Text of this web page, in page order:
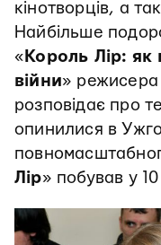
кінотворців, а
Найбільше
« Король Лір:
війни»
розповідає про
опинилися в
Лір» побував у